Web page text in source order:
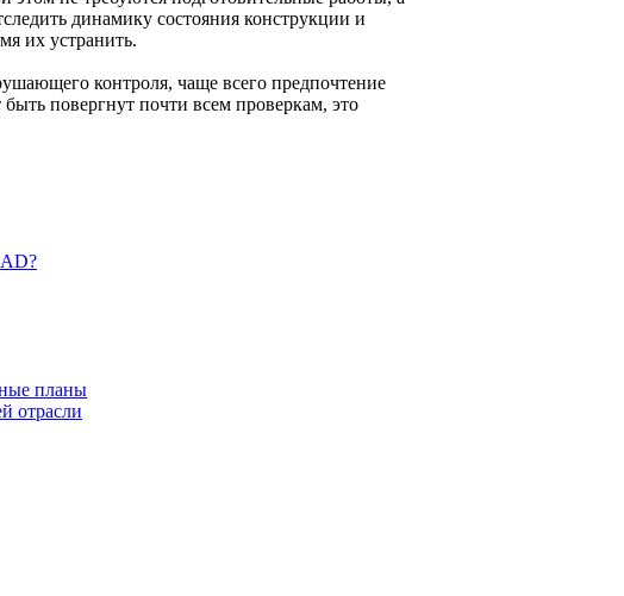
динамику состояния конструкции и
их устранить.
контроля, чаще всего предпочтение
повергнут почти всем проверкам, это
планы
отрасли